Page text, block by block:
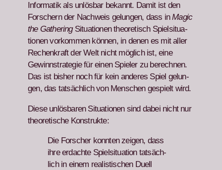
Infor­matik als unlös­bar bekan­nt. Damit ist den
Forsch­ern der Nach­weis gelun­gen, dass inMag­ic
the Gath­er­ingSit­u­a­tio­nen the­o­retisch Spiel­si­t­u­a­
tio­nen vorkom­men kön­nen, in denen es mit aller
Rechenkraft der Welt nicht möglich ist, eine
Gewinnstrate­gie für einen Spiel­er zu berech­nen.
Das ist bish­er noch für kein anderes Spiel gelun­
gen, das tat­säch­lich von Men­schen gespielt wird.
Diese unlös­baren Sit­u­a­tio­nen sind dabei nicht nur
the­o­retis­che Kon­struk­te:
Die Forsch­er kon­nten zeigen, dass
ihre erdachte Spiel­si­t­u­a­tion tat­säch­
lich in einem real­is­tis­chen Duell